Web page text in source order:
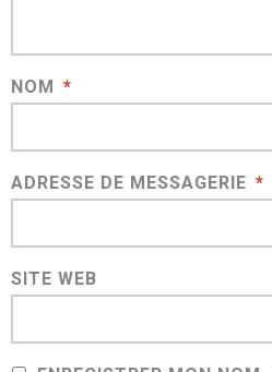
NOM *
ADRESSE DE MESSAGERIE *
SITE WEB